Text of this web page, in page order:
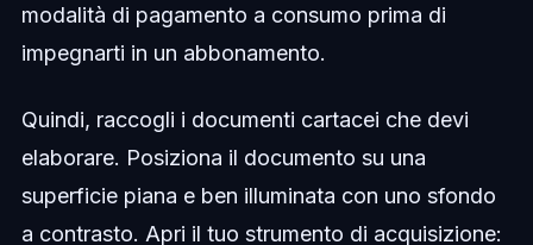
modalità di pagamento a consumo prima di
impegnarti in un abbonamento.
Quindi, raccogli i documenti cartacei che devi
elaborare. Posiziona il documento su una
superficie piana e ben illuminata con uno sfondo
a contrasto. Apri il tuo strumento di acquisizione: